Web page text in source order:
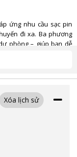
ứng nhu cầu sạc pin
đi xa. Ba phương
phòng – giúp bạn dễ
2.1A rút ngắn đáng kể
nhẹ, dễ dàng bỏ túi
máy ảnh
IV, EOS 6D, 7D, 80D…
đến tuổi thọ pin và
năng tương thích rộng
nghiệp lẫn người
Xóa lịch sử